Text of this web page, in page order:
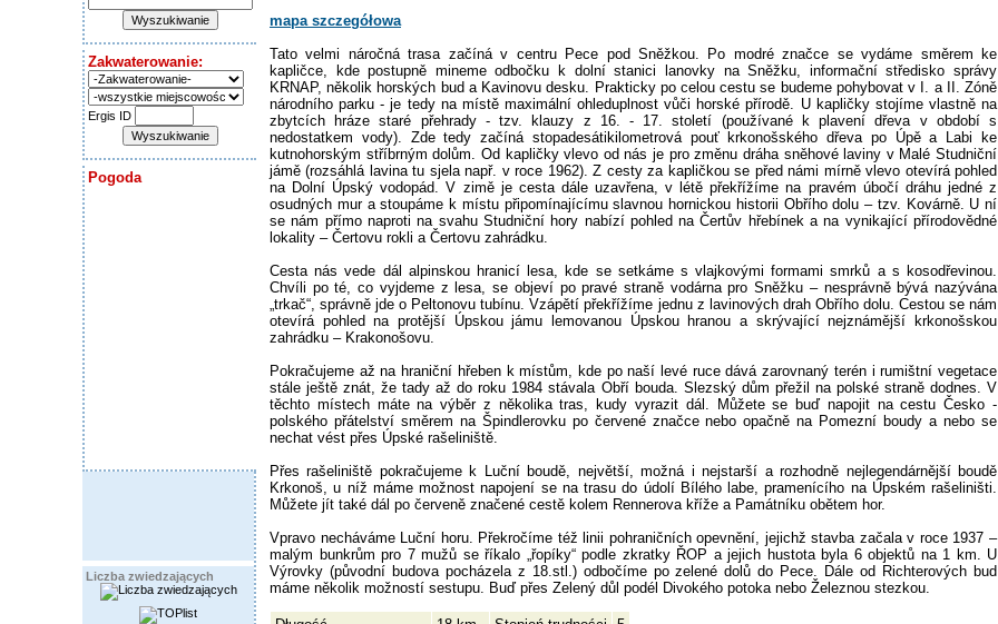
Zakwaterowanie:
Ergis ID
Pogoda
Liczba zwiedzających
mapa szczegółowa
Tato velmi náročná trasa začíná v centru Pece pod Sněžkou. Po modré značce se vydáme směrem ke
kapličce, kde postupně mineme odbočku k dolní stanici lanovky na Sněžku, informační středisko správy
KRNAP, několik horských bud a Kavinovu desku. Prakticky po celou cestu se budeme pohybovat v I. a II. Zóně
národního parku - je tedy na místě maximální ohleduplnost vůči horské přírodě. U kapličky stojíme vlastně na
zbytcích hráze staré přehrady - tzv. klauzy z 16. - 17. století (používané k plavení dřeva v období s
nedostatkem vody). Zde tedy začíná stopadesátikilometrová pouť krkonošského dřeva po Úpě a Labi ke
kutnohorským stříbrným dolům. Od kapličky vlevo od nás je pro změnu dráha sněhové laviny v Malé Studniční
jámě (rozsáhlá lavina tu sjela např. v roce 1962). Z cesty za kapličkou se před námi mírně vlevo otevírá pohled
na Dolní Úpský vodopád. V zimě je cesta dále uzavřena, v létě překřížíme na pravém úbočí dráhu jedné z
osudných mur a stoupáme k místu připomínajícímu slavnou hornickou historii Obřího dolu – tzv. Kovárně. U ní
se nám přímo naproti na svahu Studniční hory nabízí pohled na Čertův hřebínek a na vynikající přírodovědné
lokality – Čertovu rokli a Čertovu zahrádku.
Cesta nás vede dál alpinskou hranicí lesa, kde se setkáme s vlajkovými formami smrků a s kosodřevinou.
Chvíli po té, co vyjdeme z lesa, se objeví po pravé straně vodárna pro Sněžku – nesprávně bývá nazývána
„trkač“, správně jde o Peltonovu tubínu. Vzápětí překřížíme jednu z lavinových drah Obřího dolu. Cestou se nám
otevírá pohled na protější Úpskou jámu lemovanou Úpskou hranou a skrývající nejznámější krkonošskou
zahrádku – Krakonošovu.
Pokračujeme až na hraniční hřeben k místům, kde po naší levé ruce dává zarovnaný terén i rumištní vegetace
stále ještě znát, že tady až do roku 1984 stávala Obří bouda. Slezský dům přežil na polské straně dodnes. V
těchto místech máte na výběr z několika tras, kudy vyrazit dál. Můžete se buď napojit na cestu Česko -
polského přátelství směrem na Špindlerovku po červené značce nebo opačně na Pomezní boudy a nebo se
nechat vést přes Úpské rašeliniště.
Přes rašeliniště pokračujeme k Luční boudě, největší, možná i nejstarší a rozhodně nejlegendárnější boudě
Krkonoš, u níž máme možnost napojení se na trasu do údolí Bílého labe, pramenícího na Úpském rašeliništi.
Můžete jít také dál po červeně značené cestě kolem Rennerova kříže a Památníku obětem hor.
Vpravo necháváme Luční horu. Překročíme též linii pohraničních opevnění, jejichž stavba začala v roce 1937 –
malým bunkrům pro 7 mužů se říkalo „řopíky“ podle zkratky ŘOP a jejich hustota byla 6 objektů na 1 km. U
Výrovky (původní budova pocházela z 18.stl.) odbočíme po zelené dolů do Pece. Dále od Richterových bud
máme několik možností sestupu. Buď přes Zelený důl podél Divokého potoka nebo Železnou stezkou.